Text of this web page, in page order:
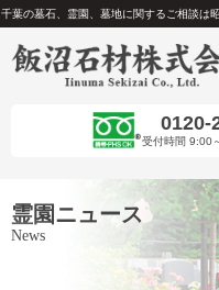
千葉の墓石、霊園、墓地に関するご相談は
0120-
受付時間 9:00
霊園ニュース
News